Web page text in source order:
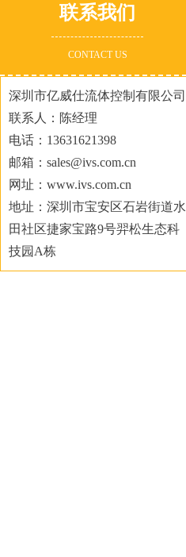
联系我们
CONTACT US
深圳市亿威仕流体控制有限公司
联系人：陈经理
电话：13631621398
邮箱：sales@ivs.com.cn
网址：www.ivs.com.cn
地址：深圳市宝安区石岩街道水
田社区捷家宝路9号羿松生态科
技园A栋